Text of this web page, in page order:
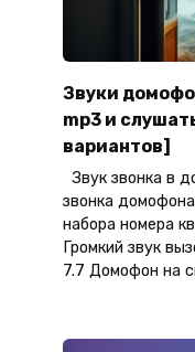
Звуки
mp3 и
вариантов]
Звук звонка в
звонка
набора номера
Громкий звук
7.7 Домофон на